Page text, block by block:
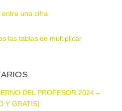
entre una cifra
las tablas de multiplicar
DEL PROFESOR 2024 –
Y GRATIS)